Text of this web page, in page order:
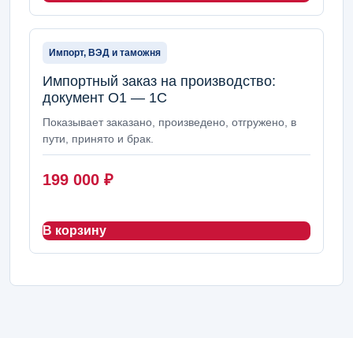
Импорт, ВЭД и таможня
Импортный заказ на производство:
документ О1 — 1С
Показывает заказано, произведено, отгружено, в
пути, принято и брак.
199 000 ₽
В корзину